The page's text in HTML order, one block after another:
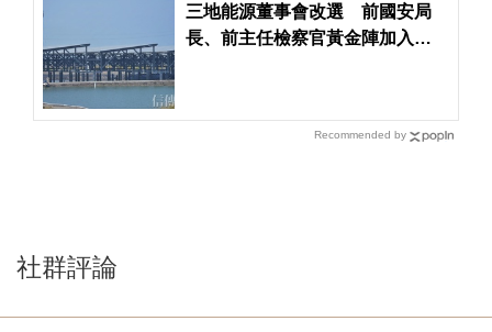
三地能源董事會改選 前國安局
長、前主任檢察官黃金陣加入董
Recommended by
社群評論